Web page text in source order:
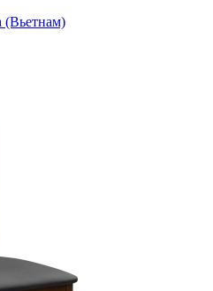
(Вьетнам)